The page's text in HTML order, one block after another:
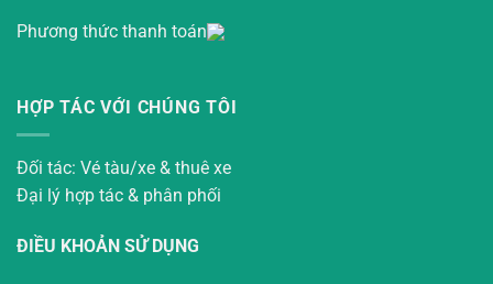
Phương thức thanh toán
HỢP TÁC VỚI CHÚNG TÔI
Đối tác: Vé tàu/xe & thuê xe
Đại lý hợp tác & phân phối
ĐIỀU KHOẢN SỬ DỤNG